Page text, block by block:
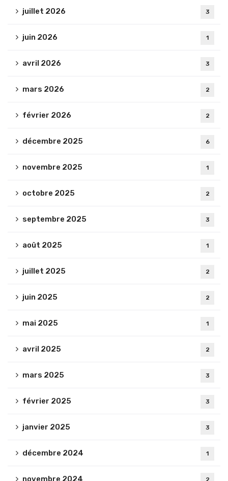
juillet 2026 3
juin 2026 1
avril 2026 3
mars 2026 2
février 2026 2
décembre 2025 6
novembre 2025 1
octobre 2025 2
septembre 2025 3
août 2025 1
juillet 2025 2
juin 2025 2
mai 2025 1
avril 2025 2
mars 2025 3
février 2025 3
janvier 2025 3
décembre 2024 1
novembre 2024 2